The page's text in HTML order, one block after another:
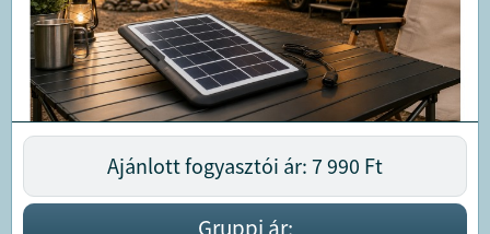
Ajánlott fogyasztói ár: 7 990 Ft
Gruppi ár: